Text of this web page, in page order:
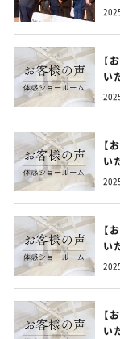
【
い
す！
【
い
す！
【
い
す！
【
い